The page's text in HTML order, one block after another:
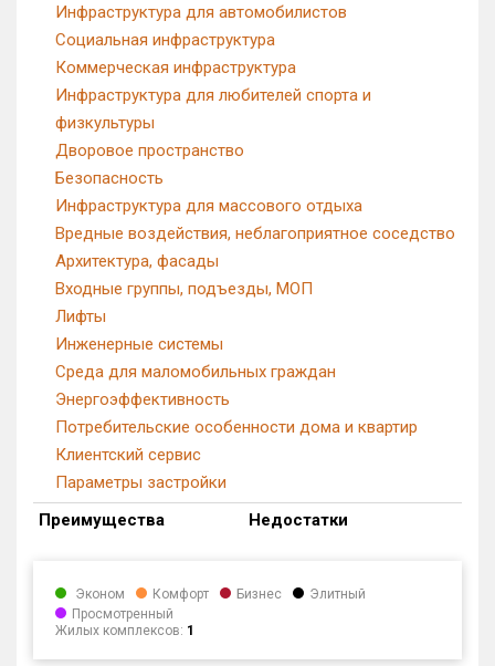
Инфраструктура для автомобилистов
Социальная инфраструктура
Коммерческая инфраструктура
Инфраструктура для любителей спорта и
физкультуры
Дворовое пространство
Безопасность
Инфраструктура для массового отдыха
Вредные воздействия, неблагоприятное соседство
Архитектура, фасады
Входные группы, подъезды, МОП
Лифты
Инженерные системы
Среда для маломобильных граждан
Энергоэффективность
Потребительские особенности дома и квартир
Клиентский сервис
Параметры застройки
Преимущества
Недостатки
Эконом Комфорт Бизнес
Элитный
Просмотренный
Жилых комплексов: 1